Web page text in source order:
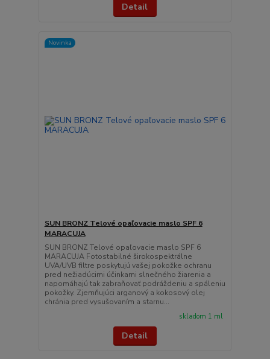
Detail
Novinka
SUN BRONZ Telové opaľovacie maslo SPF 6
MARACUJA
SUN BRONZ Telové opaľovacie maslo SPF 6
MARACUJA Fotostabilné širokospektrálne
UVA/UVB filtre poskytujú vašej pokožke ochranu
pred nežiadúcimi účinkami slnečného žiarenia a
napomáhajú tak zabraňovať podráždeniu a spáleniu
pokožky. Zjemňujúci arganový a kokosový olej
chránia pred vysušovaním a starnu...
skladom 1 ml
Detail